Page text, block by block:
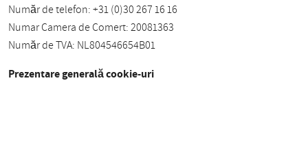
Număr de telefon: +31 (0)30 267 16 16
Numar Camera de Comert: 20081363
Număr de TVA: NL804546654B01
Prezentare generală cookie-uri